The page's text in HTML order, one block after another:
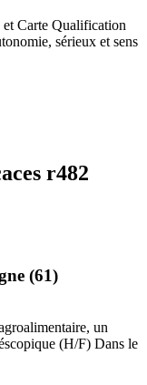
Carte Qualification
sérieux et sens
r482
(61)
un
(H/F) Dans le